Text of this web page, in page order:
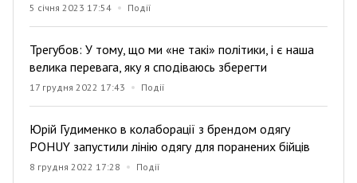
5 січня 2023 17:54 Події
Трегубов: У тому, що ми «не такі» політики, і є наша
велика перевага, яку я сподіваюсь зберегти
17 грудня 2022 17:43 Події
Юрій Гудименко в колаборації з брендом одягу
POHUY запустили лінію одягу для поранених бійців
8 грудня 2022 17:28 Події